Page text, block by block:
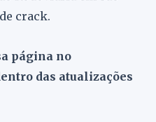
crack.
página no
das atualizações